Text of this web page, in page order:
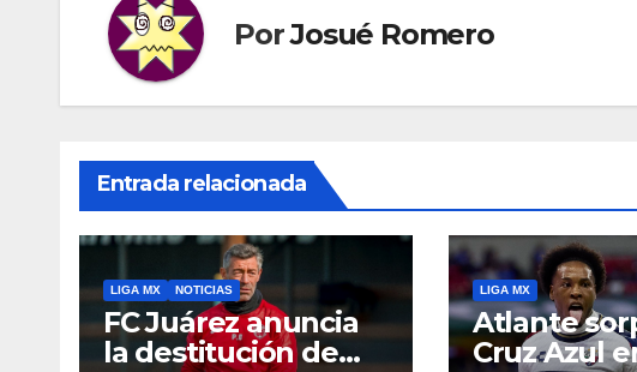
PorJosué Romero
Entrada relacionada
LIGA MX NOTICIAS
FC Juárez anuncia
la destitución de
LIGA MX
Atlante
Cruz Azul